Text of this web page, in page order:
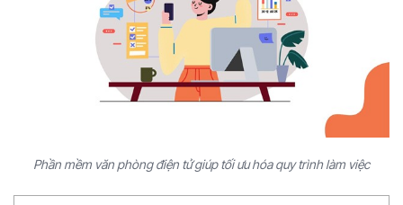
Phần mềm văn phòng điện tử giúp tối ưu hóa quy trình làm việc